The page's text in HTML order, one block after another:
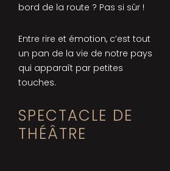
bord de la route ? Pas si sûr !
Entre rire et émotion, c’est tout
un pan de la vie de notre pays
qui apparaît par petites
touches.
SPECTACLE DE
THÉÂTRE